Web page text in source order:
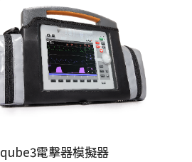
qube3電擊器模擬器